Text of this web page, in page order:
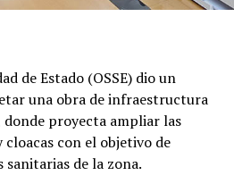
de Estado (OSSE) dio un
una obra de infraestructura
proyecta ampliar las
cloacas con el objetivo de
de la zona.